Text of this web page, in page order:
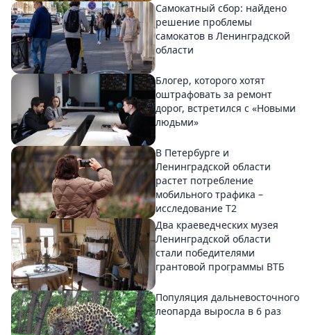
Самокатный сбор: найдено
решение проблемы
самокатов в Ленинградской
области
Блогер, которого хотят
оштрафовать за ремонт
дорог, встретился с «Новыми
людьми»
В Петербурге и
Ленинградской области
растет потребление
мобильного трафика –
исследование T2
Два краеведческих музея
Ленинградской области
стали победителями
грантовой программы ВТБ
Популяция дальневосточного
леопарда выросла в 6 раз